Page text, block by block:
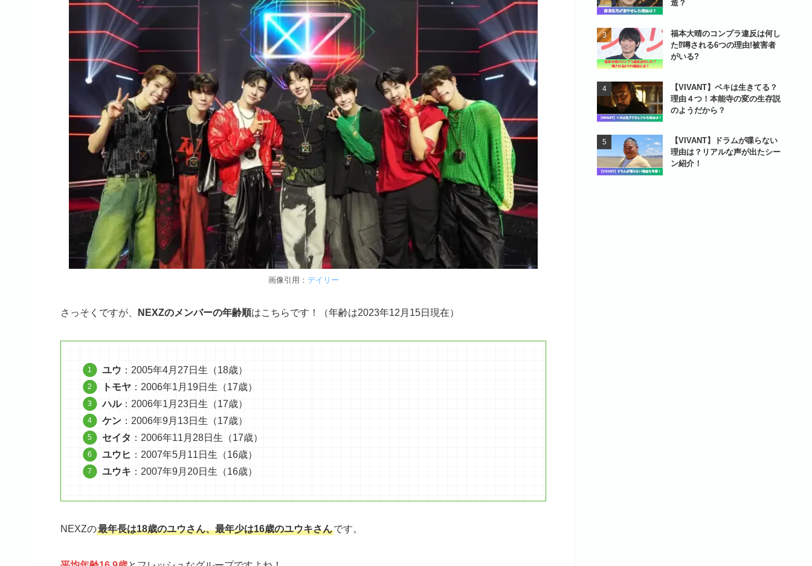
画像引用： デイリー
さっそくですが、 NEXZのメンバーの年齢順はこちらです！（年齢は2023年12月15日現在）
ユウ ：2005年4月27日生（18歳）
トモヤ ：2006年1月19日生（17歳）
ハル：2006年1月23日生（17歳）
ケン ：2006年9月13日生（17歳）
セイタ ：2006年11月28日生（17歳）
ユウヒ ：2007年5月11日生（16歳）
ユウキ ：2007年9月20日生（16歳）
NEXZの最年長は18歳のユウさん、最年少は16歳のユウキさんです。
造？
福本大晴のコンプラ違反は何し
た⁉噂される6つの理由!被害者
がいる?
【VIVANT】ベキは生きてる？
理由４つ！本能寺の変の生存説
のようだから？
【VIVANT】ドラムが喋らない
理由は？リアルな声が出たシー
ン紹介！